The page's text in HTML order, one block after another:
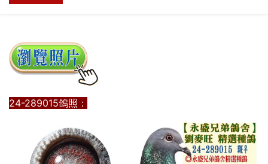
24-289015鴿照：